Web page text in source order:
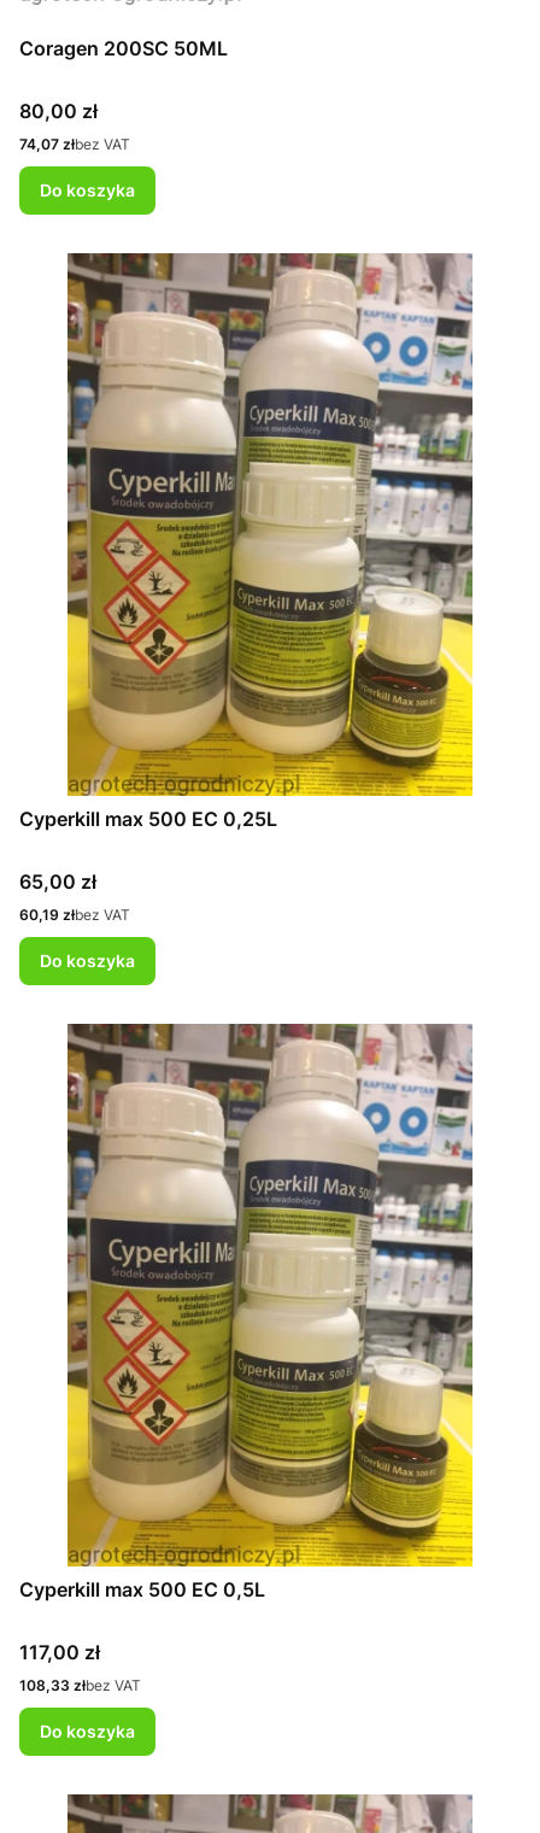
Coragen 200SC 50ML
Cena
80,00 zł
Cena
74,07 złbez VAT
Do koszyka
Cyperkill max 500 EC 0,25L
Cena
65,00 zł
Cena
60,19 złbez VAT
Do koszyka
Cyperkill max 500 EC 0,5L
Cena
117,00 zł
Cena
108,33 złbez VAT
Do koszyka